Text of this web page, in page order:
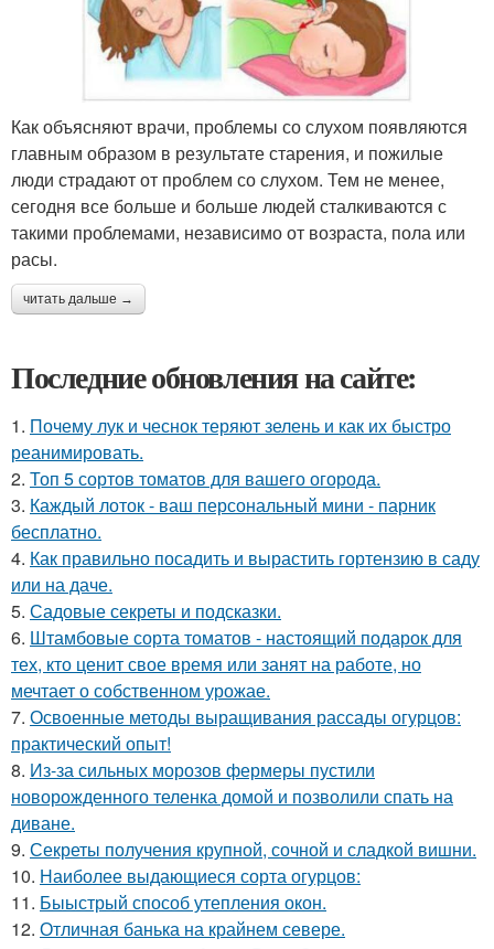
Как объясняют врачи, проблемы со слухом появляются
главным образом в результате старения, и пожилые
люди страдают от проблем со слухом. Тем не менее,
сегодня все больше и больше людей сталкиваются с
такими проблемами, независимо от возраста, пола или
расы.
читать дальше →
Последние обновления на сайте:
1. Почему лук и чеснок теряют зелень и как их быстро
реанимировать.
2. Топ 5 сортов томатов для вашего огорода.
3. Каждый лоток - ваш персональный мини - парник
бесплатно.
4. Как правильно посадить и вырастить гортензию в саду
или на даче.
5. Садовые секреты и подсказки.
6. Штамбовые сорта томатов - настоящий подарок для
тех, кто ценит свое время или занят на работе, но
мечтает о собственном урожае.
7. Освоенные методы выращивания рассады огурцов:
практический опыт!
8. Из-за сильных морозов фермеры пустили
новорожденного теленка домой и позволили спать на
диване.
9. Секреты получения крупной, сочной и сладкой вишни.
10. Наиболее выдающиеся сорта огурцов:
11. Быыстрый способ утепления окон.
12. Отличная банька на крайнем севере.